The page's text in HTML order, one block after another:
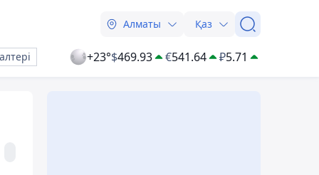
Алматы Қаз
+23°$469.93 €541.64 ₽5.71